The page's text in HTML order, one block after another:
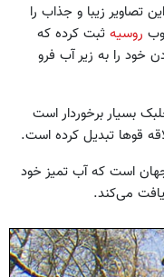
40 ساله روسی این تصاویر زیبا و جذاب را
روسیه ثبت کرده که
خود را به زیر آب فرو
بسیار برخوردار است
قوها تبدیل کرده است.
است که آب تمیز خود
می‌کند.